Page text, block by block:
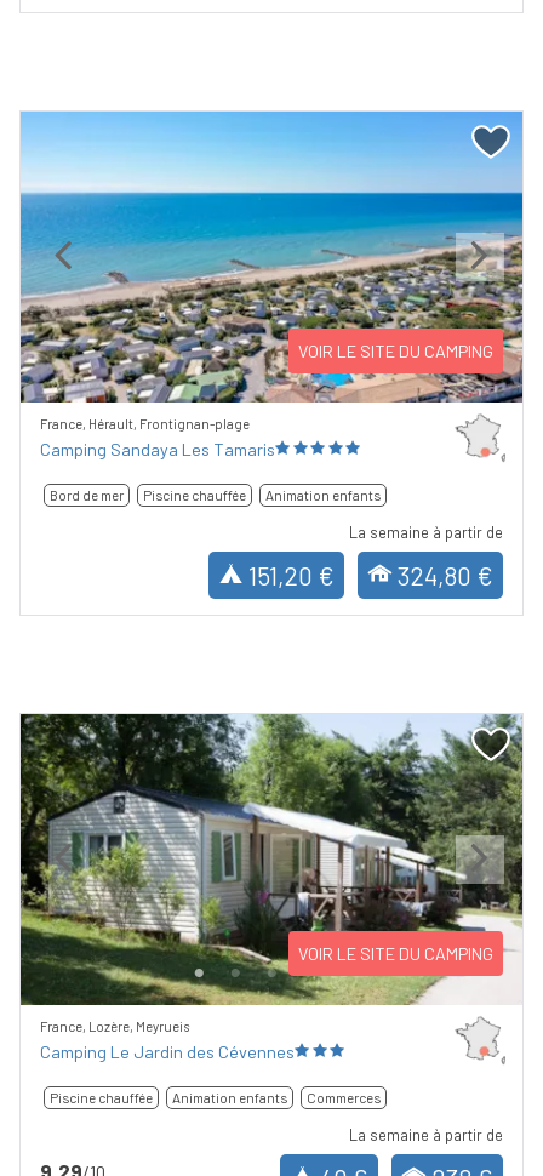
Previous Next
VOIR LE SITE DU CAMPING
France, Hérault, Frontignan-plage
Camping Sandaya Les Tamaris
Bord de mer Piscine chauffée Animation enfants
La semaine à partir de
151,20 € 324,80 €
Previous Next
VOIR LE SITE DU CAMPING
France, Lozère, Meyrueis
Camping Le Jardin des Cévennes
Piscine chauffée Animation enfants Commerces
La semaine à partir de